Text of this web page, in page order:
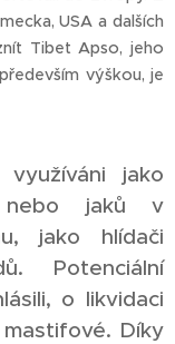
USA a dalších
Tibet Apso, jeho
výškou, je
jako
jaků v
jako hlídači
Potenciální
o likvidaci
Díky